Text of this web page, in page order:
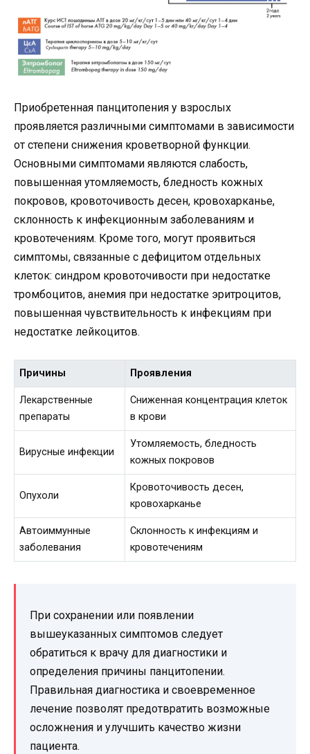
Приобретенная панцитопения у взрослых
проявляется различными симптомами в зависимости
от степени снижения кроветворной функции.
Основными симптомами являются слабость,
повышенная утомляемость, бледность кожных
покровов, кровоточивость десен, кровохарканье,
склонность к инфекционным заболеваниям и
кровотечениям. Кроме того, могут проявиться
симптомы, связанные с дефицитом отдельных
клеток: синдром кровоточивости при недостатке
тромбоцитов, анемия при недостатке эритроцитов,
повышенная чувствительность к инфекциям при
недостатке лейкоцитов.
Причины Проявления
Лекарственные
препараты
Сниженная концентрация клеток
в крови
Вирусные инфекции
Утомляемость, бледность
кожных покровов
Опухоли
Кровоточивость десен,
кровохарканье
Автоиммунные
заболевания
Склонность к инфекциям и
кровотечениям
При сохранении или появлении
вышеуказанных симптомов следует
обратиться к врачу для диагностики и
определения причины панцитопении.
Правильная диагностика и своевременное
лечение позволят предотвратить возможные
осложнения и улучшить качество жизни
пациента.